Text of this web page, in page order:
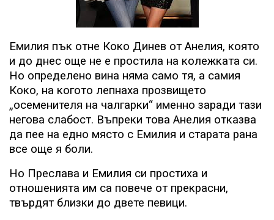
Емилия пък отне Коко Динев от Анелия, която
и до днес още не е простила на колежката си.
Но определено вина няма само тя, а самия
Коко, на когото лепнаха прозвището
„осеменителя на чалгарки“ именно заради тази
негова слабост. Въпреки това Анелия отказва
да пее на едно място с Емилия и старата рана
все още я боли.
Но Преслава и Емилия си простиха и
отношенията им са повече от прекрасни,
твърдят близки до двете певици.